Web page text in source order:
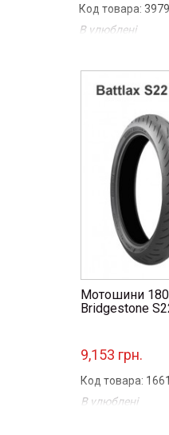
Код товара:
В улюблені
...
Мотошини
Bridgestone
9,153 грн.
Код товара:
В улюблені